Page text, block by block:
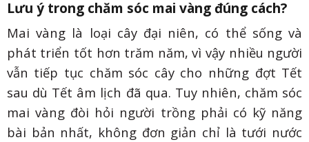
Lưu ý trong chăm sóc mai vàng đúng cách?
Mai vàng là loại cây đại niên, có thể sống và
phát triển tốt hơn trăm năm, vì vậy nhiều người
vẫn tiếp tục chăm sóc cây cho những đợt Tết
sau dù Tết âm lịch đã qua. Tuy nhiên, chăm sóc
mai vàng đòi hỏi người trồng phải có kỹ năng
bài bản nhất, không đơn giản chỉ là tưới nước